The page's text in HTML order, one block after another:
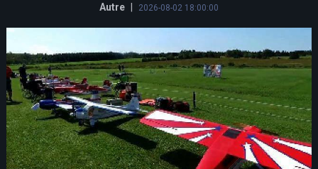
Autre 2026-08-02 18:00:00